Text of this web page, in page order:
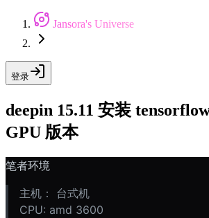
Jansora's Universe
登录
deepin 15.11 安装
GPU 版本
笔者环境
主机： 台式机
CPU: amd 3600